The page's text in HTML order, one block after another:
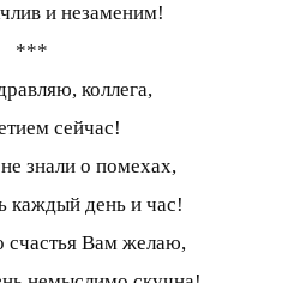
и незаменим!
***
коллега,
сейчас!
знали о помехах,
каждый день и час!
счастья Вам желаю,